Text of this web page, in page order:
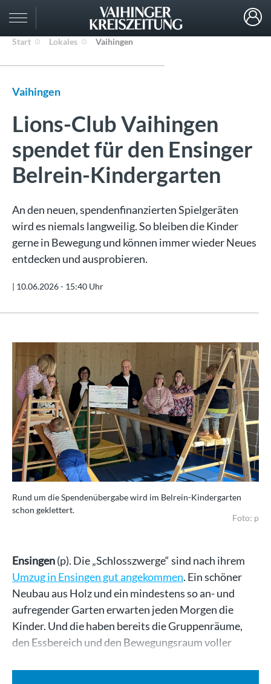
Start Lokales Vaihingen
Vaihingen
Lions-Club Vaihingen
spendet für den Ensinger
Belrein-Kindergarten
An den neuen, spendenfinanzierten Spielgeräten
wird es niemals langweilig. So bleiben die Kinder
gerne in Bewegung und können immer wieder Neues
entdecken und ausprobieren.
| 10.06.2026 - 15:40 Uhr
Rund um die Spendenübergabe wird im Belrein-Kindergarten
schon geklettert.
Foto: p
Ensingen(p). Die „Schlosszwerge“ sind nach ihrem
Umzug in Ensingen gut angekommen. Ein schöner
Neubau aus Holz und ein mindestens so an- und
aufregender Garten erwarten jeden Morgen die
Kinder. Und die haben bereits die Gruppenräume,
den Essbereich und den Bewegungsraum voller